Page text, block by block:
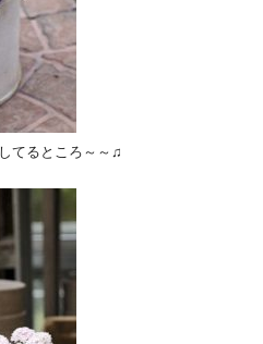
てるところ～～♫